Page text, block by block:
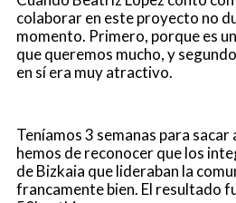
colaborar en este proyecto no
momento. Primero, porque es
que queremos mucho, y
en sí era muy atractivo.
Teníamos 3 semanas para
hemos de reconocer que los
de Bizkaia que lideraban la
francamente bien. El resultado